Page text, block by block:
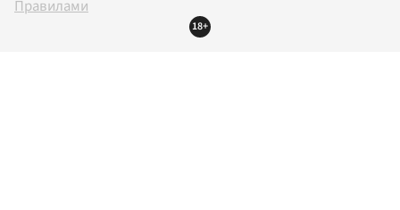
Правилами
18+